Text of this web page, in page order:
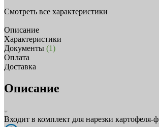
Смотреть все характеристики
Описание
Характеристики
Документы (1)
Оплата
Доставка
Описание
Входит в комплект для нарезки картофеля-